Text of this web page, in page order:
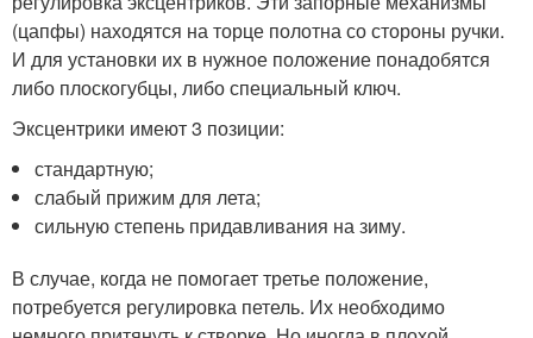
(цапфы) находятся на торце полотна со стороны ручки.
И для установки их в нужное положение понадобятся
либо плоскогубцы, либо специальный ключ.
Эксцентрики имеют 3 позиции:
стандартную;
слабый прижим для лета;
сильную степень придавливания на зиму.
В случае, когда не помогает третье положение,
потребуется регулировка петель. Их необходимо